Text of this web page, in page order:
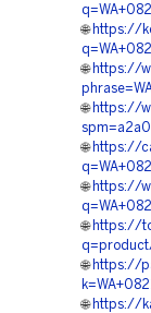
🌐 https://
🌐 https://
🌐 https://
🌐 https://
🌐 https://
🌐 https://
🌐 https://
🌐 https://